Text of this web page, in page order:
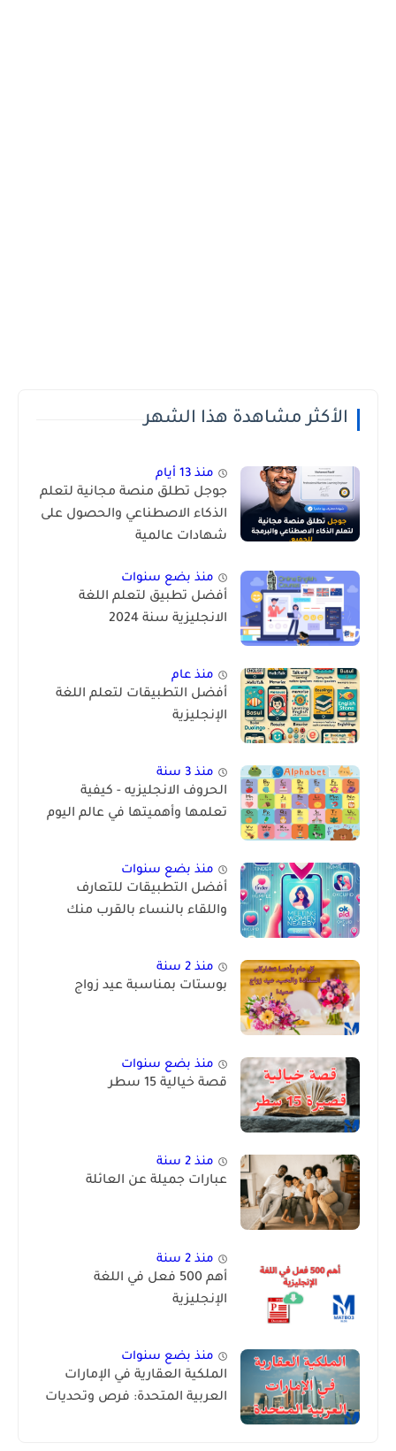
الأكثر مشاهدة هذا الشهر
منذ 13 أيام
جوجل تطلق منصة مجانية لتعلم
الذكاء الاصطناعي والحصول على
شهادات عالمية
منذ بضع سنوات
أفضل تطبيق لتعلم اللغة
الانجليزية سنة 2024
منذ عام
أفضل التطبيقات لتعلم اللغة
الإنجليزية
منذ 3 سنة
الحروف الانجليزيه - كيفية
تعلمها وأهميتها في عالم اليوم
منذ بضع سنوات
أفضل التطبيقات للتعارف
واللقاء بالنساء بالقرب منك
منذ 2 سنة
بوستات بمناسبة عيد زواج
منذ بضع سنوات
قصة خيالية 15 سطر
منذ 2 سنة
عبارات جميلة عن العائلة
منذ 2 سنة
أهم 500 فعل في اللغة
الإنجليزية
منذ بضع سنوات
الملكية العقارية في الإمارات
العربية المتحدة: فرص وتحديات